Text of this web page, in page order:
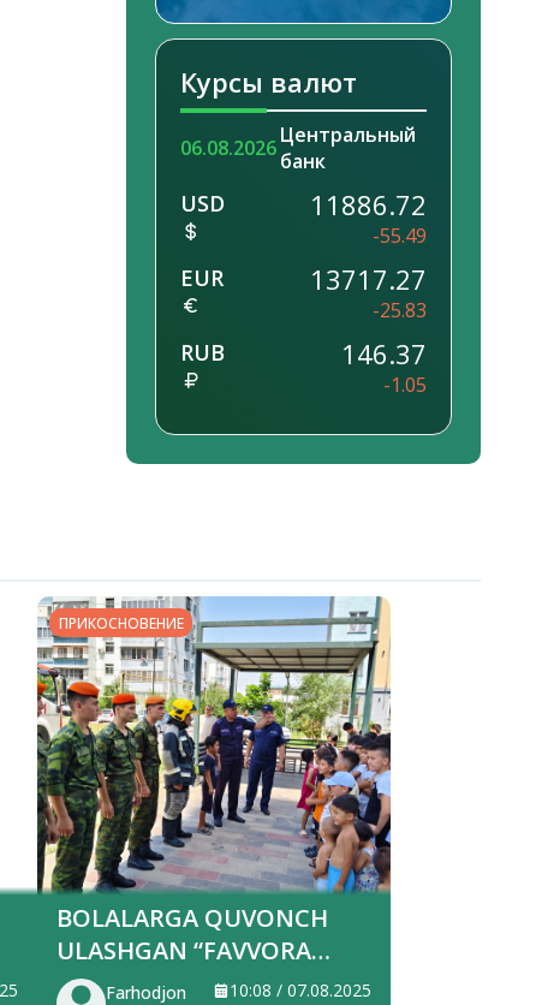
Курсы валют
06.08.2026Центральный
банк
USD 11886.72
-55.49
EUR 13717.27
-25.83
RUB 146.37
-1.05
ПРИКОСНОВЕНИЕ
BOLALARGA QUVONCH
ULASHGAN “FAVVORA
SHOUSI”
Farhodjon
10:08 / 07.08.2025